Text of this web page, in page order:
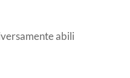
abili